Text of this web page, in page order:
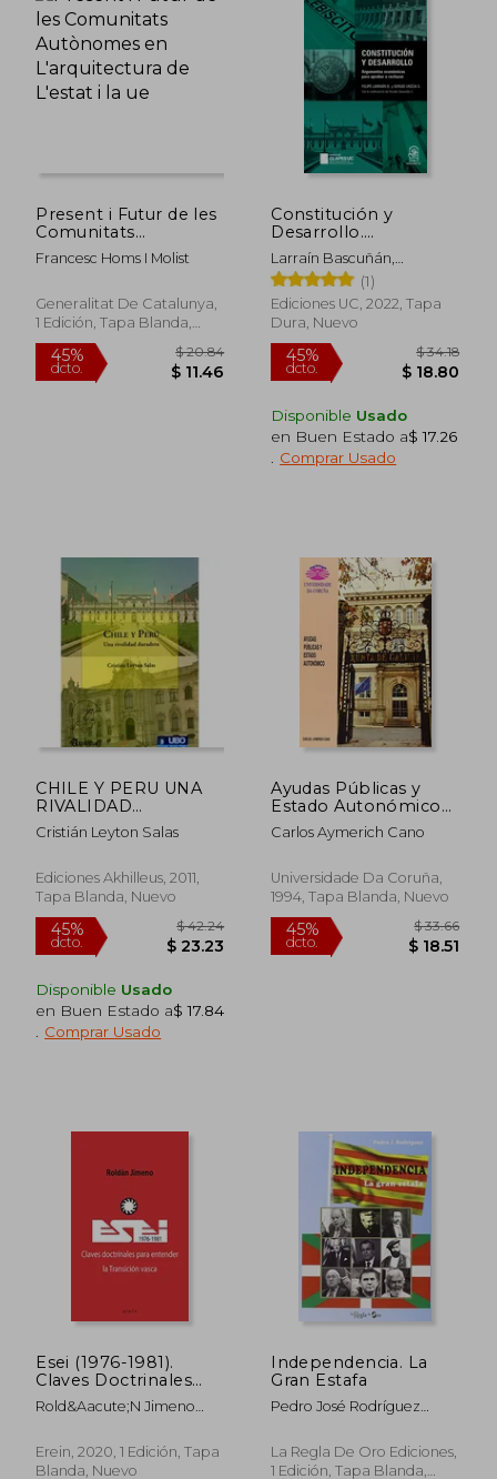
45%
45%
dcto.
$ 17.18
Present i Futur de les
Comunitats
Autònomes en
L'arquitectura de
Francesc Homs I Molist
Generalitat De Catalunya,
1 Edición, Tapa Blanda,
Nuevo
Constitución y
Desarrollo.
Argumentos
Económicos Para
Aprobar o Rechazar
Larraín Bascuñán,
Felipeurzúa Soza, Sergio
(1)
Ediciones UC, 2022, Tapa
Dura, Nuevo
Disponible Usado
en Buen Estado a$ 17.26
Comprar Usado
CHILE Y PERU UNA
RIVALIDAD
DURADERA -
CRISTIAN LEYTON
Cristián Leyton Salas
Ediciones Akhilleus, 2011,
Tapa Blanda, Nuevo
Disponible Usado
en Buen Estado a$ 17.84
Comprar Usado
Ayudas Públicas y
Estado Autonómico
(Monografías)
Carlos Aymerich Cano
Universidade Da Coruña,
1994, Tapa Blanda, Nuevo
Esei (1976-1981).
Claves Doctrinales
Para Entender la
Transición Vasca: 13
Rold&Aacute;N Jimeno
Erein, 2020, 1 Edición, Tapa
Blanda, Nuevo
Independencia. La
Gran Estafa
Pedro José Rodríguez
La Regla De Oro Ediciones,
1 Edición, Tapa Blanda,